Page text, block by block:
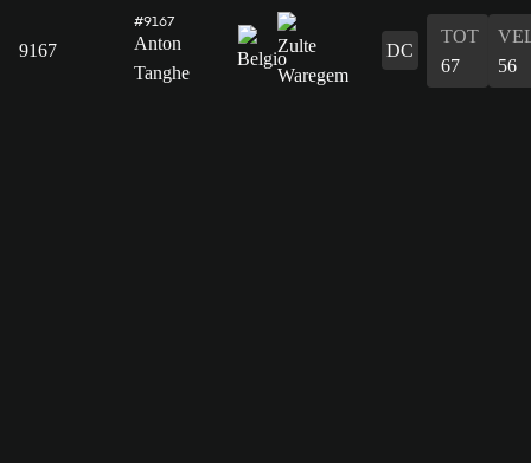
9167
#9167
Anton
Tanghe
DC
TOT
67
56